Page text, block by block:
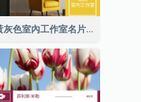
黃灰色室內工作室名片